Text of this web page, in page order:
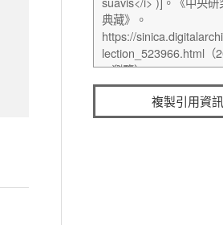
複製引用資訊